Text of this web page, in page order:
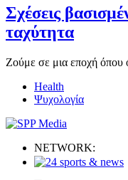
Σχέσεις
ταχύτητα
Ζούμε σε μια εποχή όπου
Health
Ψυχολογία
NETWORK: